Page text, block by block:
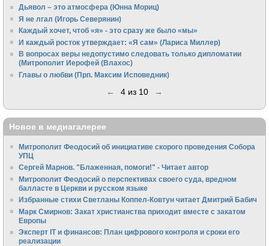
Дьявол – это атмосфера (Юнна Мориц)
Я не лгал (Игорь Северянин)
Каждый хочет, чтоб «я» - это сразу же было «мы»
И каждый росток утверждает: «Я сам» (Лариса Миллер)
В вопросах веры недопустимо следовать только дипломатии
(Митрополит Иерофей (Влахос)
Главы о любви (Прп. Максим Исповедник)
← 4 из 10 →
Новое в медиагалерее
Митрополит Феодосий об инициативе скорого проведения Собора
УПЦ
Сергей Марнов. "Блаженная, помоги!" - Читает автор
Митрополит Феодосий о перспективах своего суда, вредном
балласте в Церкви и русском языке
Избранные стихи Светланы Коппел-Ковтун читает Дмитрий Бабич
Марк Смирнов: Закат христианства приходит вместе с закатом
Европы
Эксперт IT и финансов: План цифрового контроля и сроки его
реализации